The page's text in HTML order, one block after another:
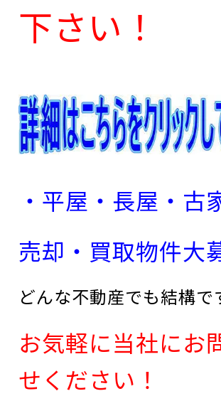
下さい！
・平屋・長屋・古
売却・買取物件大
どんな不動産でも結構で
お気軽に当社にお
せください！